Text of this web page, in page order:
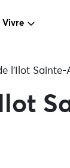
Vivre
l’Ilot Sainte-